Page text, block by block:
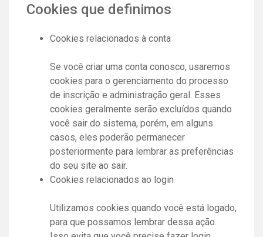
Cookies que definimos
Cookies relacionados à conta
Se você criar uma conta conosco, usaremos
cookies para o gerenciamento do processo
de inscrição e administração geral. Esses
cookies geralmente serão excluídos quando
você sair do sistema, porém, em alguns
casos, eles poderão permanecer
posteriormente para lembrar as preferências
do seu site ao sair.
Cookies relacionados ao login
Utilizamos cookies quando você está logado,
para que possamos lembrar dessa ação.